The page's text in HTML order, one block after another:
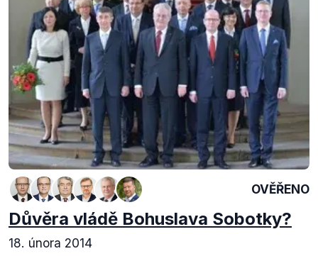
OVĚŘENO
Důvěra vládě Bohuslava Sobotky?
18. února 2014